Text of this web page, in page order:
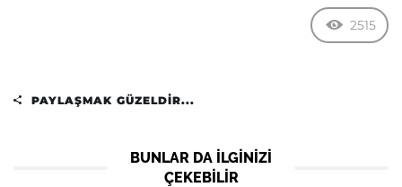
2515
PAYLAŞMAK GÜZELDIR...
BUNLAR DA ILGINIZI
ÇEKEBILIR